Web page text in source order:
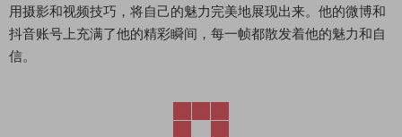
用摄影和视频技巧，将自己的魅力完美地展现出来。他的微博和
抖音账号上充满了他的精彩瞬间，每一帧都散发着他的魅力和自
信。